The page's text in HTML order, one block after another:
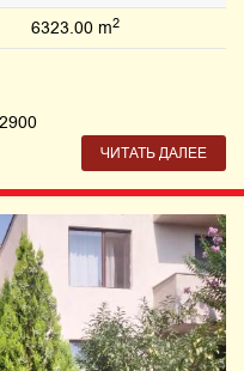
6323.00 m2
ЧИТАТЬ ДАЛЕЕ